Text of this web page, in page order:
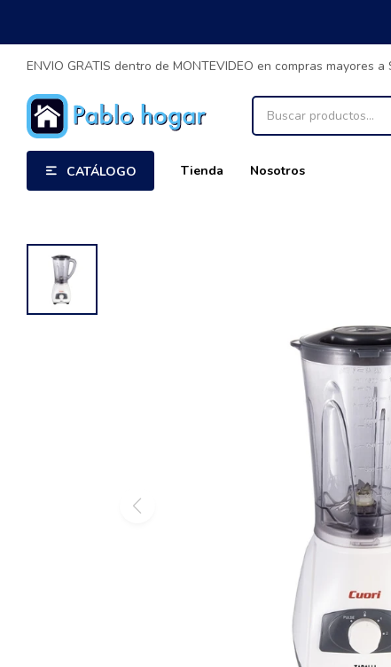
CATÁLOGO Tienda Nosotros
ENVIO GRATIS dentro de MONTEVIDEO en compras mayores a